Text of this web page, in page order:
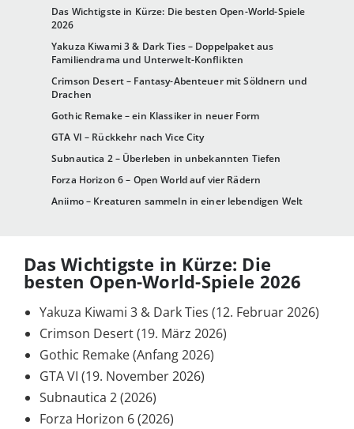
Das Wichtigste in Kürze: Die besten Open-World-Spiele
2026
Yakuza Kiwami 3 & Dark Ties – Doppelpaket aus
Familiendrama und Unterwelt-Konflikten
Crimson Desert – Fantasy-Abenteuer mit Söldnern und
Drachen
Gothic Remake – ein Klassiker in neuer Form
GTA VI – Rückkehr nach Vice City
Subnautica 2 – Überleben in unbekannten Tiefen
Forza Horizon 6 – Open World auf vier Rädern
Aniimo – Kreaturen sammeln in einer lebendigen Welt
Das Wichtigste in Kürze: Die
besten Open-World-Spiele 2026
Yakuza Kiwami 3 & Dark Ties (12. Februar 2026)
Crimson Desert (19. März 2026)
Gothic Remake (Anfang 2026)
GTA VI (19. November 2026)
Subnautica 2 (2026)
Forza Horizon 6 (2026)